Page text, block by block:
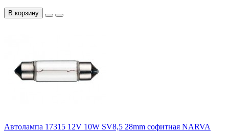
В корзину
Автолампа 17315 12V 10W SV8,5 28mm софитная NARVA